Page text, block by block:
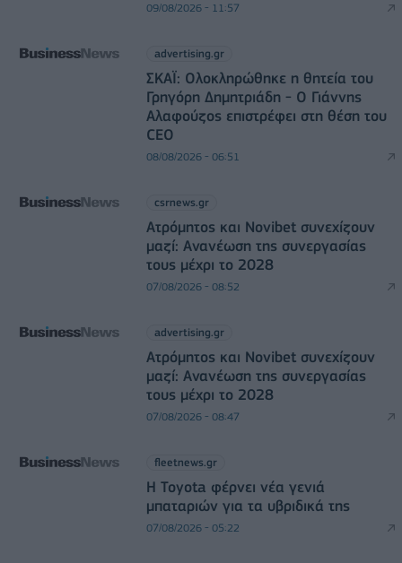
09/08/2026 - 11:57
advertising.gr
ΣΚΑΪ: Ολοκληρώθηκε η θητεία του
Γρηγόρη Δημητριάδη - Ο Γιάννης
Αλαφούζος επιστρέφει στη θέση του
CEO
08/08/2026 - 06:51
csrnews.gr
Ατρόμητος και Novibet συνεχίζουν
μαζί: Ανανέωση της συνεργασίας
τους μέχρι το 2028
07/08/2026 - 08:52
advertising.gr
Ατρόμητος και Novibet συνεχίζουν
μαζί: Ανανέωση της συνεργασίας
τους μέχρι το 2028
07/08/2026 - 08:47
fleetnews.gr
Η Toyota φέρνει νέα γενιά
μπαταριών για τα υβριδικά της
07/08/2026 - 05:22